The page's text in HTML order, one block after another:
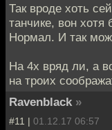
Так вроде хоть
танчике, вон
Нормал. И так
На 4х вряд ли, а
на троих
Ravenblack »
#11 | 01.12.17 06:57